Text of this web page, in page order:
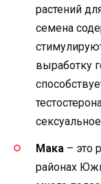
растений
семена
выработку
Мака – это
районах